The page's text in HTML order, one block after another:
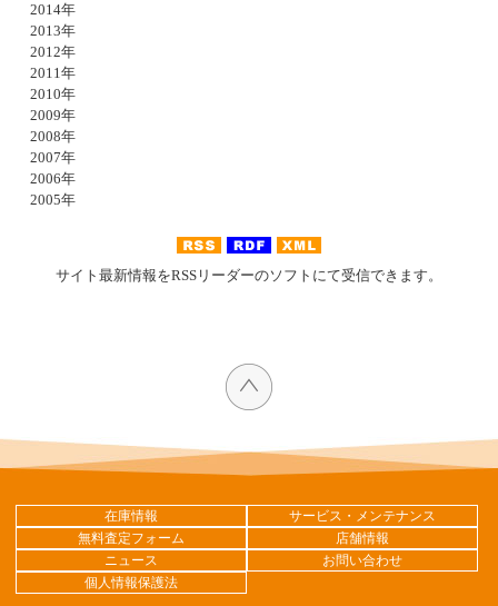
2014年
2013年
2012年
2011年
2010年
2009年
2008年
2007年
2006年
2005年
サイト最新情報をRSSリーダーのソフトにて受信できます。
在庫情報
サービス・メンテナンス
無料査定フォーム
店舗情報
ニュース
お問い合わせ
個人情報保護法